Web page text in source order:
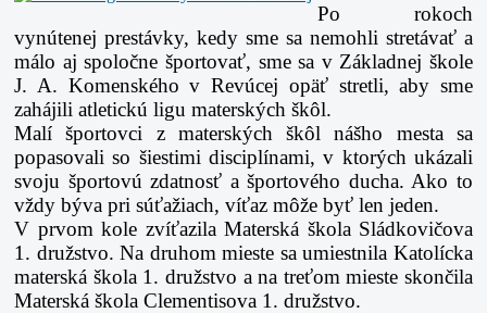
Po rokoch
vynútenej prestávky, kedy sme sa nemohli stretávať a
málo aj spoločne športovať, sme sa v Základnej škole
J. A. Komenského v Revúcej opäť stretli, aby sme
zahájili atletickú ligu materských škôl.
Malí športovci z materských škôl nášho mesta sa
popasovali so šiestimi disciplínami, v ktorých ukázali
svoju športovú zdatnosť a športového ducha. Ako to
vždy býva pri súťažiach, víťaz môže byť len jeden.
V prvom kole zvíťazila Materská škola Sládkovičova
1. družstvo. Na druhom mieste sa umiestnila Katolícka
materská škola 1. družstvo a na treťom mieste skončila
Materská škola Clementisova 1. družstvo.